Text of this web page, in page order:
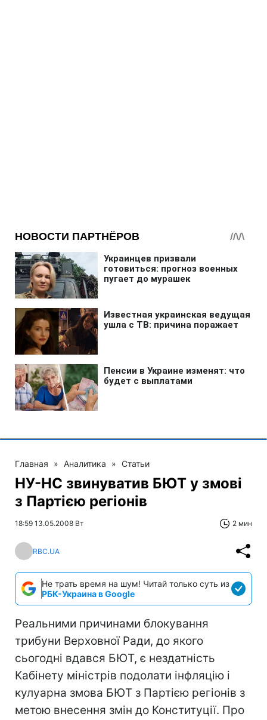
Главная » Аналитика » Статьи
НУ-НС звинуватив БЮТ у змові
з Партією регіонів
18:59 13.05.2008 Вт 2 мин
RBC.UA
Не трать время на шум! Читай только суть из
РБК-Украина в Google
Реальними причинами блокування
трибуни Верховної Ради, до якого
сьогодні вдався БЮТ, є нездатність
Кабінету міністрів подолати інфляцію і
кулуарна змова БЮТ з Партією регіонів з
метою внесення змін до Конституції. Про